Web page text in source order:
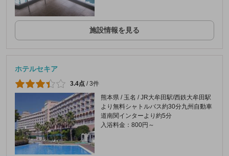
施設情報を見る
ホテルセキア
3.4点 /3件
熊本県 / 玉名 / JR大牟田駅/西鉄大牟田駅
より無料シャトルバス約30分九州自動車
道南関インターより約5分
入浴料金：800円～